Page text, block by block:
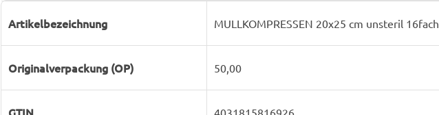
Artikelbezeichnung MULLKOMPRESSEN 20x25 cm unsteril 16fach
Originalverpackung (OP) 50,00
GTIN 4031815816926